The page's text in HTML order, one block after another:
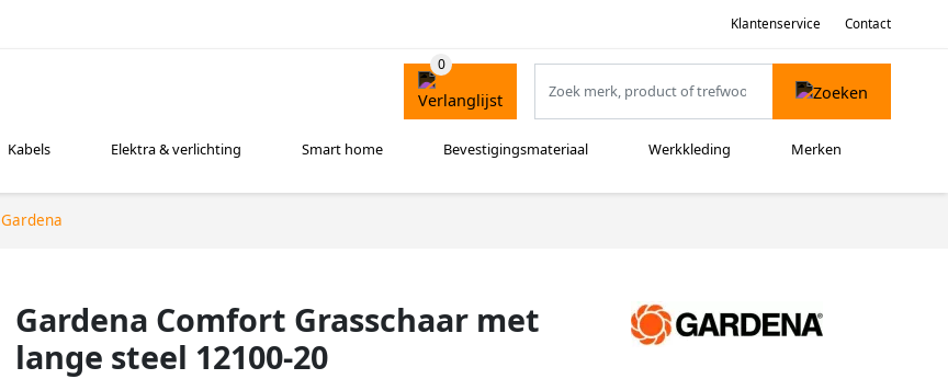
Klantenservice Contact
Kabels Elektra & verlichting Smart home Bevestigingsmateriaal Werkkleding Merken
Gardena
Gardena Comfort Grasschaar met
lange steel 12100-20